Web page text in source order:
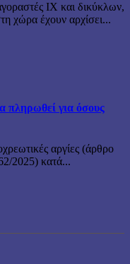
ΙΧ και δικύκλων,
χώρα έχουν αρχίσει...
πληρωθεί για όσους
αργίες (άρθρο
2025) κατά...